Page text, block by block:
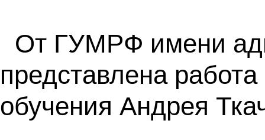
От ГУМРФ имени
представлена
обучения Андрея